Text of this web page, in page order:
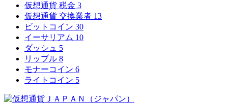
仮想通貨 税金 3
仮想通貨 交換業者 13
ビットコイン 30
イーサリアム 10
ダッシュ 5
リップル 8
モナーコイン 6
ライトコイン 5